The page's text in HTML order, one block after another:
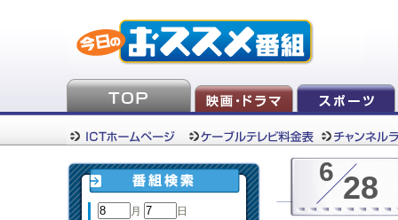
月
日
6 28